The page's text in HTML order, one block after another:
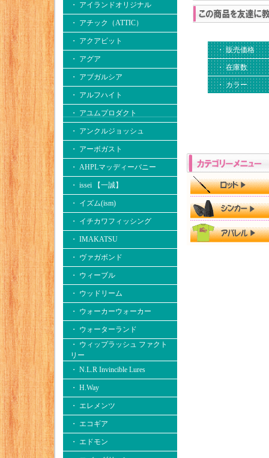
・ アイランドオリジナル
・ アチック（ATTIC）
・ アクアビット
・ アグア
・ アブガルシア
・ アルフハイト
・ アユムプロダクト
・ アンクルジョッシュ
・ アーボガスト
・ AHPLマッディーバニー
・ issei 【一誠】
・ イズム(ism)
・ イチカワフィッシング
・ IMAKATSU
・ ヴァガボンド
・ ウィーブル
・ ウッドリーム
・ ウォーカーウォーカー
・ ウォーターランド
・ ウィップラッシュ ファクト
リー
・ N.L.R Invincible Lures
・ H.Way
・ エレメンツ
・ エコギア
・ エドモン
・ 販売価格
・ 在庫数
・ カラー